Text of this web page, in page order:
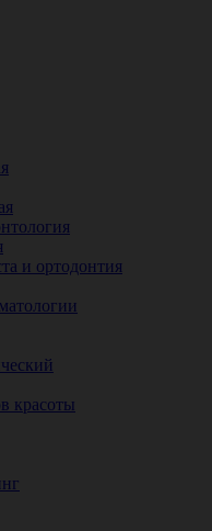
и ортодонтия
красоты